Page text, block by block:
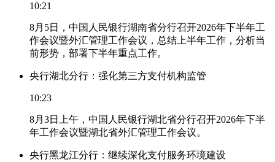
10:21
8月5日，中国人民银行湖南省分行召开2026年下半年工
作会议暨外汇管理工作会议，总结上半年工作，分析当
前形势，部署下半年重点工作。
央行湖北分行：强化第三方支付机构监管
10:23
8月3日上午，中国人民银行湖北省分行召开2026年下半
年工作会议暨湖北省外汇管理工作会议。
央行黑龙江分行：继续深化支付服务环境建设